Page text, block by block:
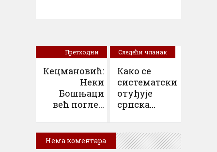
Претходни
Кецмановић:
Неки
Бошњаци
већ погле...
Следећи чланак
Како се
систематски
отуђује
српска...
Нема коментара